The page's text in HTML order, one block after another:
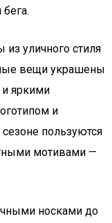
уличного стиля
вещи украшены
яркими
и
пользуются
мотивами —
носками до